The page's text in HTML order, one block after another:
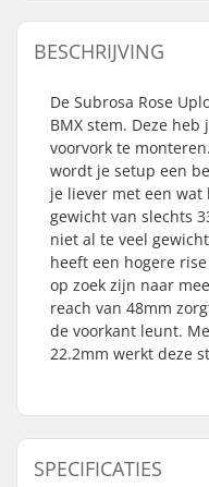
BESCHRIJVING
De Subrosa Rose
BMX stem. Deze
voorvork te
wordt je setup een
je liever met een
gewicht van slechts
niet al te veel
heeft een hogere
op zoek zijn naar
reach van 48mm
de voorkant leunt.
22.2mm werkt deze
SPECIFICATIES